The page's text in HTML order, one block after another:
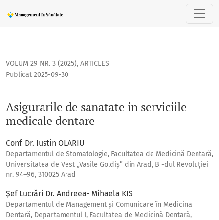
Asigurarile de sanatate in serviciile medicale dentare
VOLUM 29 NR. 3 (2025), ARTICLES
Asigurarile de sanatate in serviciile
medicale dentare
Publicat 2025-09-30
Conf. Dr. Iustin OLARIU
Departamentul de Stomatologie, Facultatea de Medicină Dentară,
Universitatea de Vest „Vasile Goldiș” din Arad, B -dul Revoluției
nr. 94–96, 310025 Arad
Șef Lucrări Dr. Andreea- Mihaela KIS
Departamentul de Management și Comunicare în Medicina
Dentară, Departamentul I, Facultatea de Medicină Dentară,